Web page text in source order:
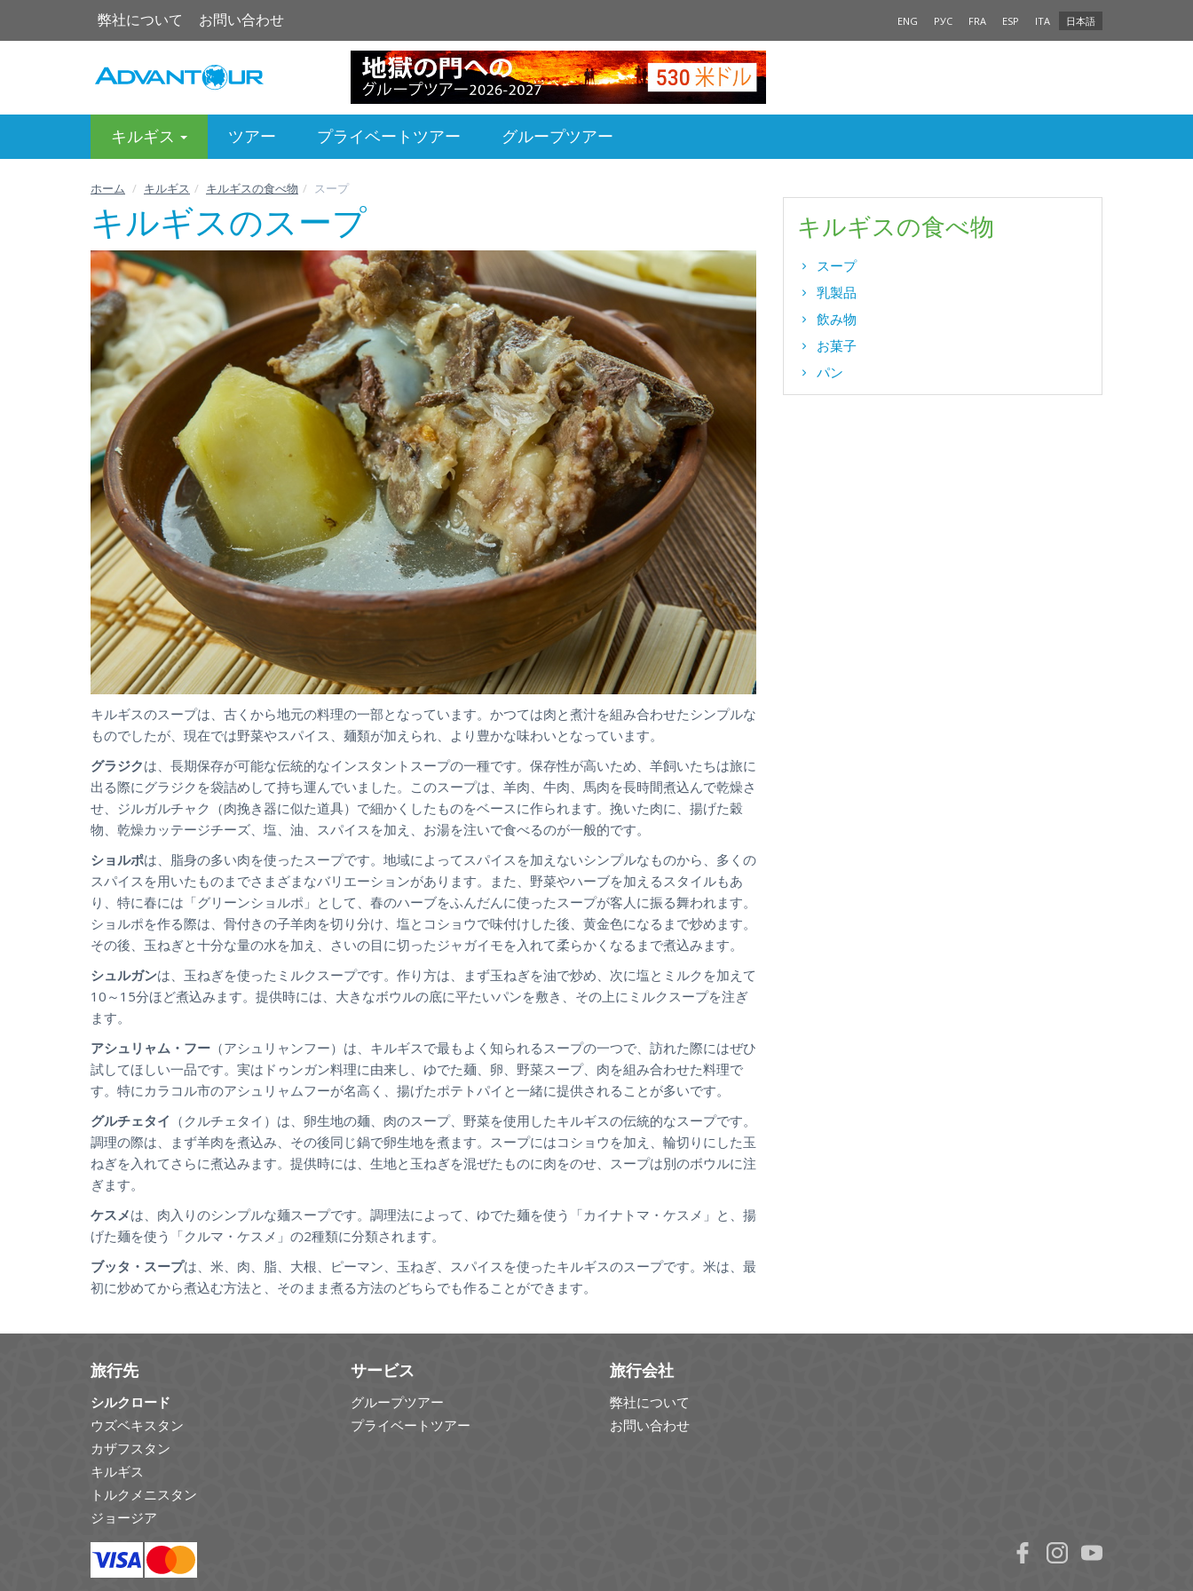
弊社について お問い合わせ ENG РУС FRA ESP ITA 日本語
キルギス ツアー プライベートツアー グループツアー
ホーム キルギス キルギスの食べ物 スープ
キルギスのスープ
キルギスのスープは、古くから地元の料理の一部となっています。かつては肉と煮汁を組み合わせたシンプルな
ものでしたが、現在では野菜やスパイス、麺類が加えられ、より豊かな味わいとなっています。
グラジクは、長期保存が可能な伝統的なインスタントスープの一種です。保存性が高いため、羊飼いたちは旅に
出る際にグラジクを袋詰めして持ち運んでいました。このスープは、羊肉、牛肉、馬肉を長時間煮込んで乾燥さ
せ、ジルガルチャク（肉挽き器に似た道具）で細かくしたものをベースに作られます。挽いた肉に、揚げた穀
物、乾燥カッテージチーズ、塩、油、スパイスを加え、お湯を注いで食べるのが一般的です。
ショルポは、脂身の多い肉を使ったスープです。地域によってスパイスを加えないシンプルなものから、多くの
スパイスを用いたものまでさまざまなバリエーションがあります。また、野菜やハーブを加えるスタイルもあ
り、特に春には「グリーンショルポ」として、春のハーブをふんだんに使ったスープが客人に振る舞われます。
ショルポを作る際は、骨付きの子羊肉を切り分け、塩とコショウで味付けした後、黄金色になるまで炒めます。
その後、玉ねぎと十分な量の水を加え、さいの目に切ったジャガイモを入れて柔らかくなるまで煮込みます。
シュルガンは、玉ねぎを使ったミルクスープです。作り方は、まず玉ねぎを油で炒め、次に塩とミルクを加えて
10～15分ほど煮込みます。提供時には、大きなボウルの底に平たいパンを敷き、その上にミルクスープを注ぎ
ます。
アシュリャム・フー （アシュリャンフー）は、キルギスで最もよく知られるスープの一つで、訪れた際にはぜひ
試してほしい一品です。実はドゥンガン料理に由来し、ゆでた麺、卵、野菜スープ、肉を組み合わせた料理で
す。特にカラコル市のアシュリャムフーが名高く、揚げたポテトパイと一緒に提供されることが多いです。
グルチェタイ （クルチェタイ）は、卵生地の麺、肉のスープ、野菜を使用したキルギスの伝統的なスープです。
調理の際は、まず羊肉を煮込み、その後同じ鍋で卵生地を煮ます。スープにはコショウを加え、輪切りにした玉
ねぎを入れてさらに煮込みます。提供時には、生地と玉ねぎを混ぜたものに肉をのせ、スープは別のボウルに注
ぎます。
ケスメは、肉入りのシンプルな麺スープです。調理法によって、ゆでた麺を使う「カイナトマ・ケスメ」と、揚
げた麺を使う「クルマ・ケスメ」の2種類に分類されます。
ブッタ・スープは、米、肉、脂、大根、ピーマン、玉ねぎ、スパイスを使ったキルギスのスープです。米は、最
初に炒めてから煮込む方法と、そのまま煮る方法のどちらでも作ることができます。
キルギスの食べ物
スープ
乳製品
飲み物
お菓子
パン
旅行先
シルクロード
ウズベキスタン
カザフスタン
キルギス
トルクメニスタン
ジョージア
サービス
グループツアー
プライベートツアー
旅行会社
弊社について
お問い合わせ